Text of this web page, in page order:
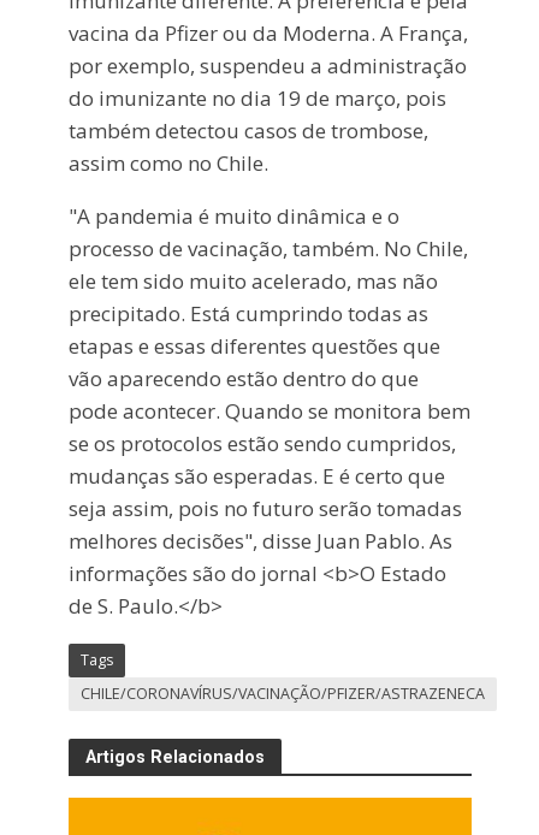
vacina da Pfizer ou da Moderna. A França,
por exemplo, suspendeu a administração
do imunizante no dia 19 de março, pois
também detectou casos de trombose,
assim como no Chile.
"A pandemia é muito dinâmica e o
processo de vacinação, também. No Chile,
ele tem sido muito acelerado, mas não
precipitado. Está cumprindo todas as
etapas e essas diferentes questões que
vão aparecendo estão dentro do que
pode acontecer. Quando se monitora bem
se os protocolos estão sendo cumpridos,
mudanças são esperadas. E é certo que
seja assim, pois no futuro serão tomadas
melhores decisões", disse Juan Pablo. As
informações são do jornal <b>O Estado
de S. Paulo.</b>
Tags
CHILE/CORONAVÍRUS/VACINAÇÃO/PFIZER/ASTRAZENECA
Artigos Relacionados